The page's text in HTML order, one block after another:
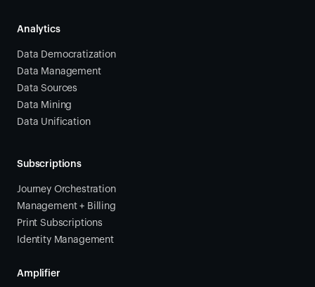
Analytics
Data Democratization
Data Management
Data Sources
Data Mining
Data Unification
Subscriptions
Journey Orchestration
Management + Billing
Print Subscriptions
Identity Management
Amplifier